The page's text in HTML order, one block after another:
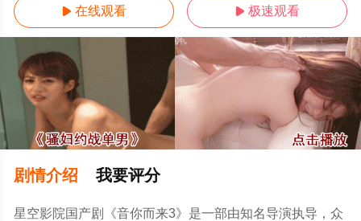
 在线观看  极速观看
剧情介绍 我要评分
星空影院国产剧《音你而来3》是一部由知名导演执导，众